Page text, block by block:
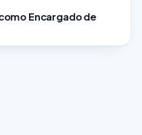
Encargado de